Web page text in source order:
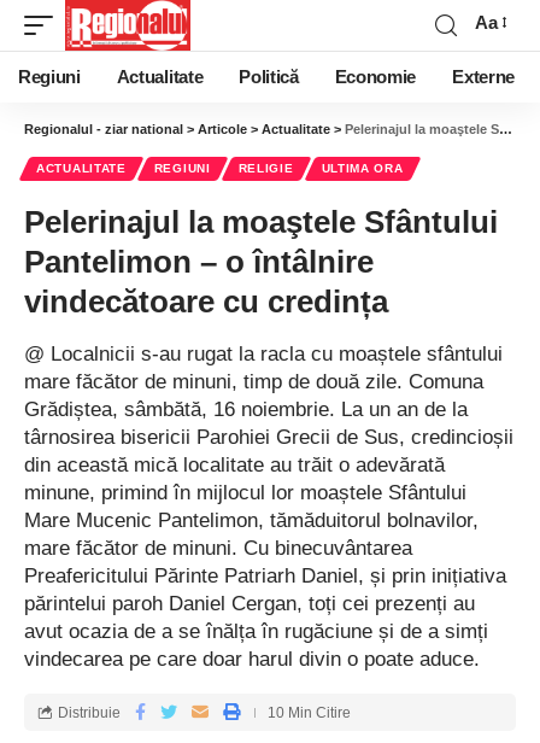
Aa
Regiuni Actualitate Politică Economie Externe
Regionalul - ziar national > Articole > Actualitate > Pelerinajul la moaştele Sfântului Pantelimon – o întâlnire vindecătoare cu credința
ACTUALITATE REGIUNI RELIGIE ULTIMA ORA
Pelerinajul la moaştele Sfântului
Pantelimon – o întâlnire
vindecătoare cu credința
@ Localnicii s-au rugat la racla cu moaștele sfântului
mare făcător de minuni, timp de două zile. Comuna
Grădiștea, sâmbătă, 16 noiembrie. La un an de la
târnosirea bisericii Parohiei Grecii de Sus, credincioșii
din această mică localitate au trăit o adevărată
minune, primind în mijlocul lor moaștele Sfântului
Mare Mucenic Pantelimon, tămăduitorul bolnavilor,
mare făcător de minuni. Cu binecuvântarea
Preafericitului Părinte Patriarh Daniel, și prin inițiativa
părintelui paroh Daniel Cergan, toți cei prezenți au
avut ocazia de a se înălța în rugăciune și de a simți
vindecarea pe care doar harul divin o poate aduce.
Distribuie 10 Min Citire